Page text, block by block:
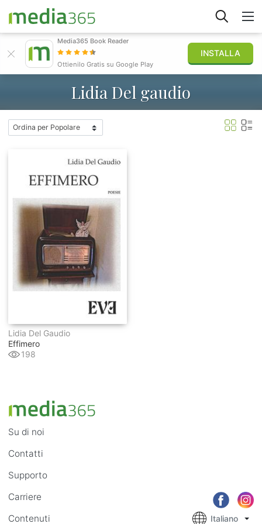
Accedi
Media365 Book Reader
Ottienilo Gratis su Google Play
INSTALLA
Lidia Del gaudio
Lidia Del Gaudio
Effimero
198
Su di noi
Contatti
Supporto
Carriere
Contenuti
Italiano